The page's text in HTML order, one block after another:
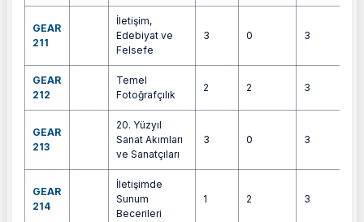
GEAR
211
İletişim,
Edebiyat ve
Felsefe
3 0 3
GEAR
212
Temel
Fotoğrafçılık
2 2 3
GEAR
213
20. Yüzyıl
Sanat Akımları
ve Sanatçıları
3 0 3
GEAR
214
İletişimde
Sunum
Becerileri
1 2 3